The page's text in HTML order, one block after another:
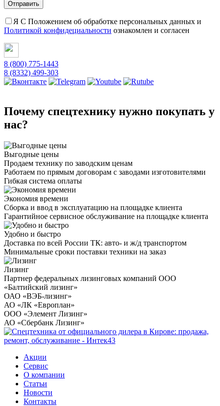
Я С Положением об обработке персональных данных и
Политикой конфидециальности ознакомлен и согласен
8 (800) 775-1443
8 (8332) 499-303
Почему спецтехнику нужно покупать у
нас?
Выгодные цены
Продаем технику по заводским ценам
Работаем по прямым договорам с заводами изготовителями
Гибкая система оплаты
Экономия времени
Сборка и ввод в эксплуатацию на площадке клиента
Гарантийное сервисное обслуживание на площадке клиента
Удобно и быстро
Доставка по всей России ТК: авто- и ж/д транспортом
Минимальные сроки поставки техники на заказ
Лизинг
Партнер федеральных лизинговых компаний ООО
«Балтийский лизинг»
ОАО «ВЭБ-лизинг»
АО «ЛК «Европлан»
ООО «Элемент Лизинг»
АО «Сбербанк Лизинг»
Акции
Сервис
О компании
Статьи
Новости
Контакты